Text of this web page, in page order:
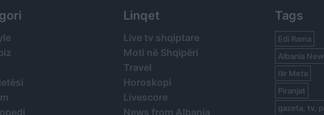
Linqet
Live tv shqiptare
Moti në Shqipëri
Travel
Horoskopi
Livescore
News from Albania
Tags
Edi Rama
Albania
Ilir Meta
Piranjat
gazeta, tv,